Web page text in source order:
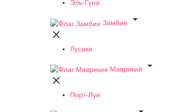
Эль-Гуна
Замбия


Лусака
Маврикий


Порт-Луи